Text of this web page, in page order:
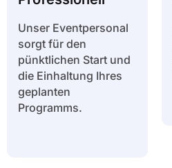
Unser Eventpersonal
sorgt für den
pünktlichen Start und
die Einhaltung Ihres
geplanten
Programms.